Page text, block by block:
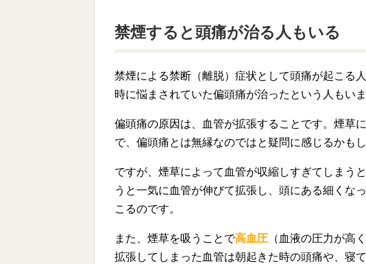
禁煙すると頭痛が治る人もいる
禁煙による禁断（離脱）症状として頭痛が起こる
時に悩まされていた偏頭痛が治ったという人もいま
偏頭痛の原因は、血管が拡張することです。煙草
で、偏頭痛とは無縁なのではと疑問に感じるかもし
ですが、煙草によって血管が収縮しすぎてしまう
うと一気に血管が伸びて拡張し、頭にある細くな
こるのです。
また、煙草を吸うことで高血圧 （血液の圧力が高
拡張してしまった血管は朝起きた時の頭痛や、寝